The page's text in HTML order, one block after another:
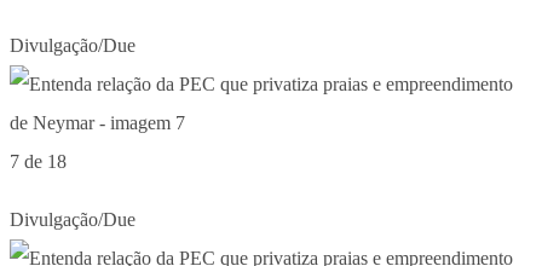
Divulgação/Due
7 de 18
Divulgação/Due